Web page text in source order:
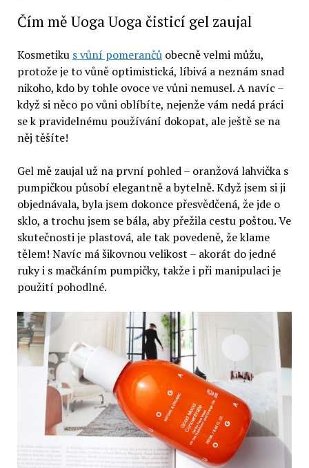
Čím mě Uoga Uoga čisticí gel zaujal
Kosmetiku s vůní pomerančůobecně velmi můžu,
protože je to vůně optimistická, líbivá a neznám snad
nikoho, kdo by tohle ovoce ve vůni nemusel. A navíc –
když si něco po vůni oblíbíte, nejenže vám nedá práci
se k pravidelnému používání dokopat, ale ještě se na
něj těšíte!
Gel mě zaujal už na první pohled – oranžová lahvička s
pumpičkou působí elegantně a bytelně. Když jsem si ji
objednávala, byla jsem dokonce přesvědčená, že jde o
sklo, a trochu jsem se bála, aby přežila cestu poštou. Ve
skutečnosti je plastová, ale tak povedeně, že klame
tělem! Navíc má šikovnou velikost – akorát do jedné
ruky i s mačkáním pumpičky, takže i při manipulaci je
použití pohodlné.